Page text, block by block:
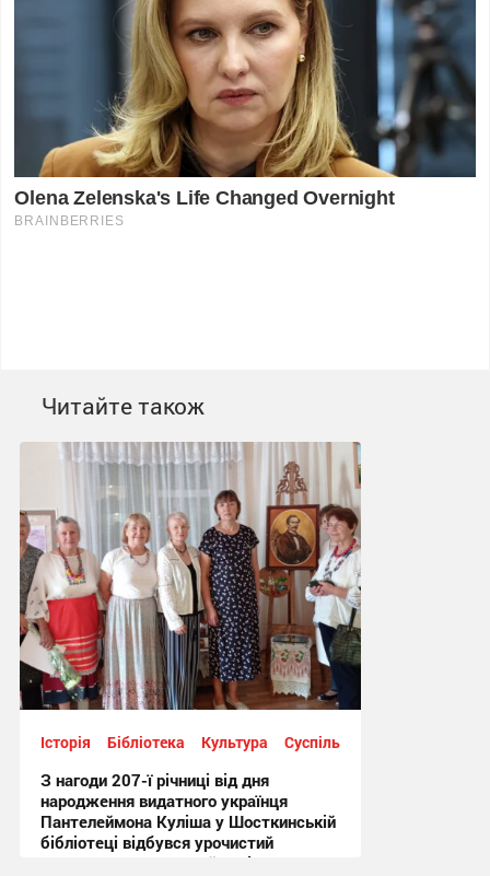
Читайте також
Історія Бібліотека Культура Суспільство
З нагоди 207-ї річниці від дня
народження видатного українця
Пантелеймона Куліша у Шосткинській
бібліотеці відбувся урочистий
культурно-мистецький захід + Фото